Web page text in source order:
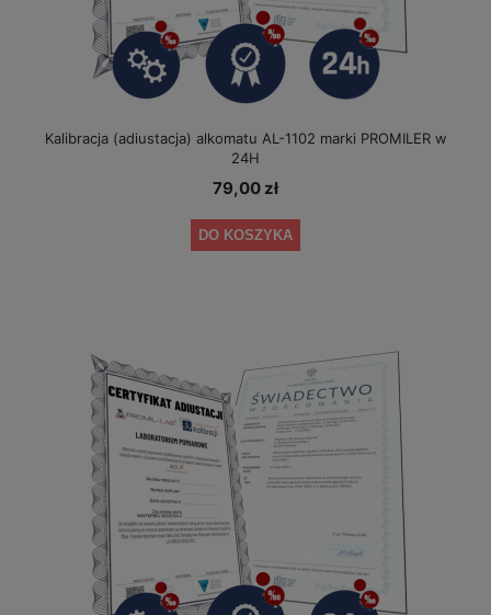
Kalibracja (adiustacja) alkomatu AL-1102 marki PROMILER w
24H
79,00 zł
DO KOSZYKA